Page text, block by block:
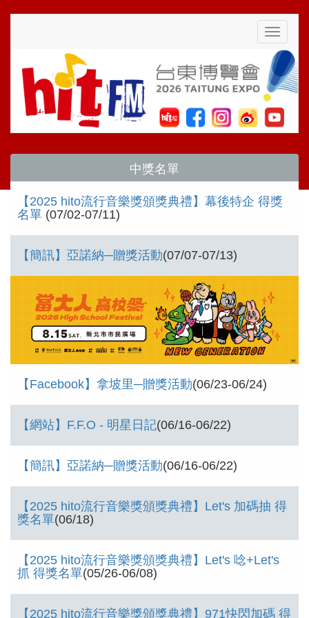
Toggle
中獎名單
【2025 hito流行音樂獎頒獎典禮】幕後特企 得獎
名單 (07/02-07/11)
【簡訊】亞諾納─贈獎活動(07/07-07/13)
【Facebook】拿坡里─贈獎活動(06/23-06/24)
【網站】F.F.O - 明星日記(06/16-06/22)
【簡訊】亞諾納─贈獎活動(06/16-06/22)
【2025 hito流行音樂獎頒獎典禮】Let's 加碼抽 得
獎名單(06/18)
【2025 hito流行音樂獎頒獎典禮】Let's 唸+Let's
抓 得獎名單(05/26-06/08)
【2025 hito流行音樂獎頒獎典禮】971快閃加碼 得